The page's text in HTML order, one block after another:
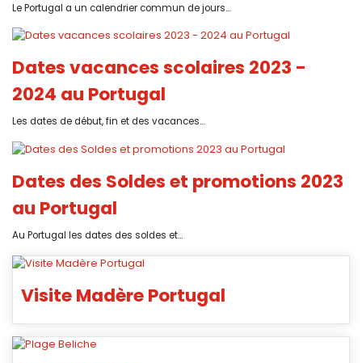
Le Portugal a un calendrier commun de jours...
Dates vacances scolaires 2023 -
2024 au Portugal
Les dates de début, fin et des vacances...
Dates des Soldes et promotions 2023
au Portugal
Au Portugal les dates des soldes et...
Visite Madère Portugal